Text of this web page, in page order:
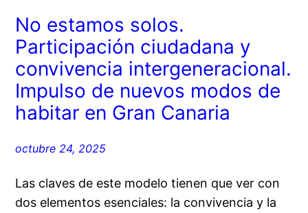
No estamos solos.
Participación ciudadana y
convivencia intergeneracional.
Impulso de nuevos modos de
habitar en Gran Canaria
octubre 24, 2025
Las claves de este modelo tienen que ver con
dos elementos esenciales: la convivencia y la